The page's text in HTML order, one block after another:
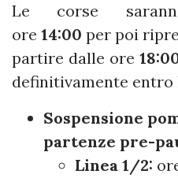
Le corse
ore 14:00 per poi
partire dalle ore
definitivamente entro
Sospensione
partenze pre-
Linea 1/2: